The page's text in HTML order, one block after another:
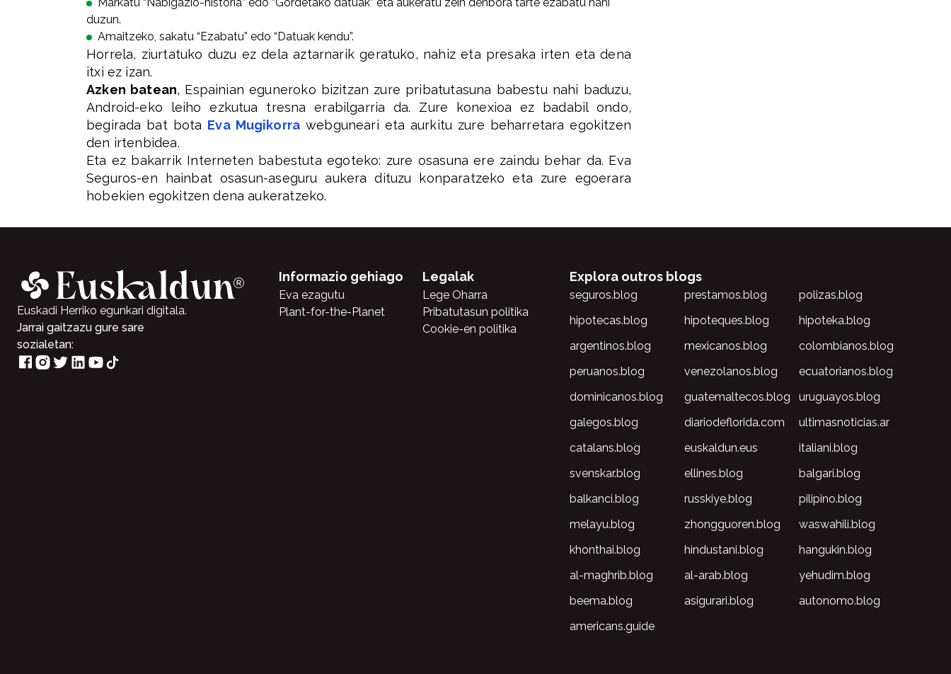
duzun.
Amaitzeko, sakatu “Ezabatu” edo “Datuak kendu”.
Horrela, ziurtatuko duzu ez dela aztarnarik geratuko, nahiz eta presaka irten eta dena
itxi ez izan.
Azken batean, Espainian eguneroko bizitzan zure pribatutasuna babestu nahi baduzu,
Android-eko leiho ezkutua tresna erabilgarria da. Zure konexioa ez badabil ondo,
begirada bat bota Eva Mugikorra webguneari eta aurkitu zure beharretara egokitzen
den irtenbidea.
Eta ez bakarrik Interneten babestuta egoteko: zure osasuna ere zaindu behar da. Eva
Seguros-en hainbat osasun-aseguru aukera dituzu konparatzeko eta zure egoerara
hobekien egokitzen dena aukeratzeko.
Euskadi Herriko egunkari digitala.
Jarrai gaitzazu gure sare
sozialetan:
Informazio gehiago
Eva ezagutu
Plant-for-the-Planet
Legalak
Lege Oharra
Pribatutasun politika
Cookie-en politika
Explora outros blogs
seguros.blog prestamos.blog
polizas.blog
hipotecas.blog
hipoteques.blog
hipoteka.blog
argentinos.blog
mexicanos.blog
colombianos.blog
peruanos.blog
venezolanos.blog
ecuatorianos.blog
dominicanos.blog
guatemaltecos.blog
uruguayos.blog
galegos.blog
diariodeflorida.com
ultimasnoticias.ar
catalans.blog
euskaldun.eus
italiani.blog
svenskar.blog
ellines.blog
balgari.blog
balkanci.blog
russkiye.blog
pilipino.blog
melayu.blog
zhongguoren.blog
waswahili.blog
khonthai.blog
hindustani.blog
hangukin.blog
al-maghrib.blog
al-arab.blog
yehudim.blog
beema.blog
asigurari.blog
autonomo.blog
americans.guide